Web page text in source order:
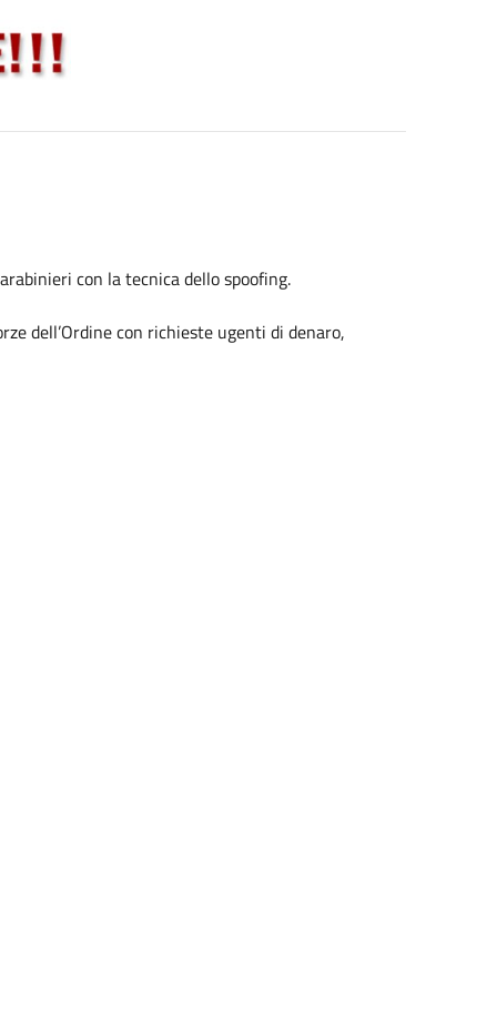
con la tecnica dello spoofing.
dell’Ordine con richieste ugenti di denaro,